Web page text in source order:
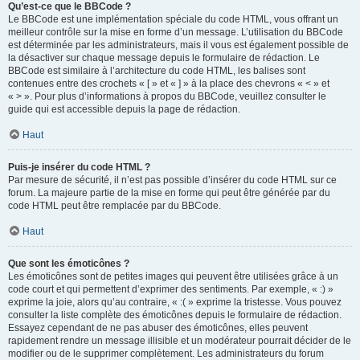
Qu’est-ce que le BBCode ?
Le BBCode est une implémentation spéciale du code HTML, vous offrant un
meilleur contrôle sur la mise en forme d’un message. L’utilisation du BBCode
est déterminée par les administrateurs, mais il vous est également possible de
la désactiver sur chaque message depuis le formulaire de rédaction. Le
BBCode est similaire à l’architecture du code HTML, les balises sont
contenues entre des crochets « [ » et « ] » à la place des chevrons « < » et
« > ». Pour plus d’informations à propos du BBCode, veuillez consulter le
guide qui est accessible depuis la page de rédaction.
Haut
Puis-je insérer du code HTML ?
Par mesure de sécurité, il n’est pas possible d’insérer du code HTML sur ce
forum. La majeure partie de la mise en forme qui peut être générée par du
code HTML peut être remplacée par du BBCode.
Haut
Que sont les émoticônes ?
Les émoticônes sont de petites images qui peuvent être utilisées grâce à un
code court et qui permettent d’exprimer des sentiments. Par exemple, « :) »
exprime la joie, alors qu’au contraire, « :( » exprime la tristesse. Vous pouvez
consulter la liste complète des émoticônes depuis le formulaire de rédaction.
Essayez cependant de ne pas abuser des émoticônes, elles peuvent
rapidement rendre un message illisible et un modérateur pourrait décider de le
modifier ou de le supprimer complètement. Les administrateurs du forum